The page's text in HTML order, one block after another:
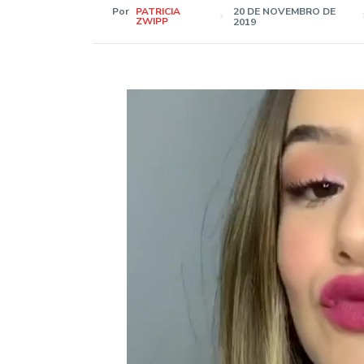
Por PATRICIA
ZWIPP
20 DE NOVEMBRO DE
2019